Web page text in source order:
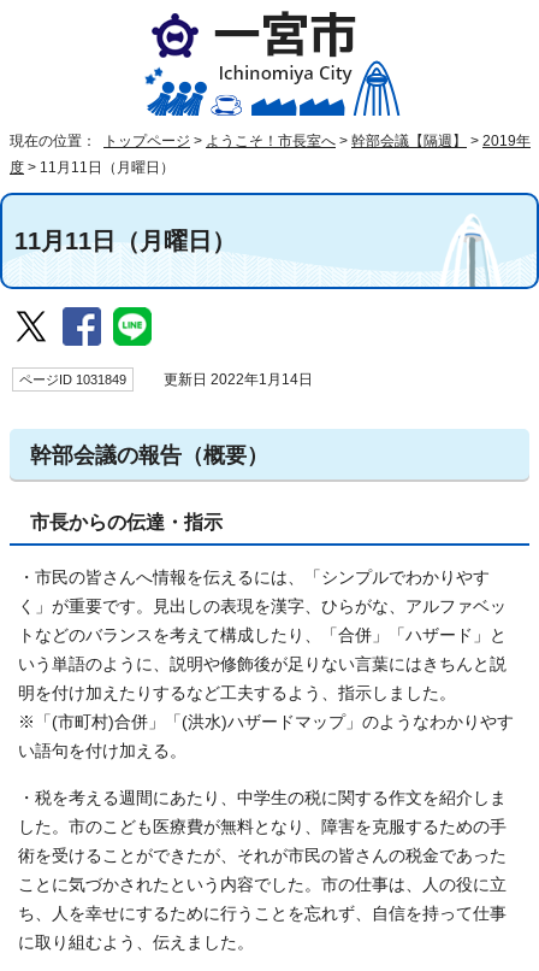
現在の位置： トップページ > ようこそ！市長室へ > 幹部会議【隔週】 > 2019年
度 > 11月11日（月曜日）
11月11日（月曜日）
ページID 1031849 更新日 2022年1月14日
幹部会議の報告（概要）
市長からの伝達・指示
・市民の皆さんへ情報を伝えるには、「シンプルでわかりやす
く」が重要です。見出しの表現を漢字、ひらがな、アルファベッ
トなどのバランスを考えて構成したり、「合併」「ハザード」と
いう単語のように、説明や修飾後が足りない言葉にはきちんと説
明を付け加えたりするなど工夫するよう、指示しました。
※「(市町村)合併」「(洪水)ハザードマップ」のようなわかりやす
い語句を付け加える。
・税を考える週間にあたり、中学生の税に関する作文を紹介しま
した。市のこども医療費が無料となり、障害を克服するための手
術を受けることができたが、それが市民の皆さんの税金であった
ことに気づかされたという内容でした。市の仕事は、人の役に立
ち、人を幸せにするために行うことを忘れず、自信を持って仕事
に取り組むよう、伝えました。